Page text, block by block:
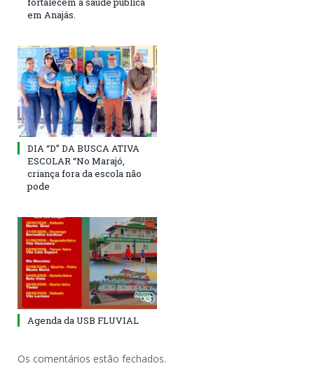
em Anajás.
DIA “D” DA BUSCA ATIVA
ESCOLAR “No Marajó,
criança fora da escola não
pode
Agenda da USB FLUVIAL
Os comentários estão fechados.